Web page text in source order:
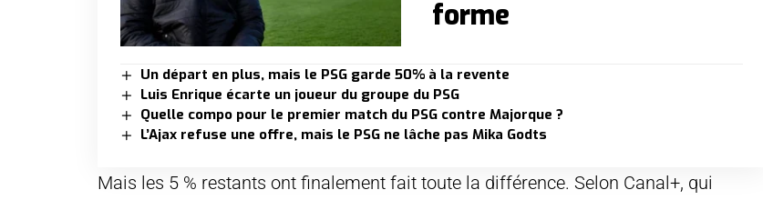
forme
Un départ en plus, mais le PSG garde 50% à la revente
Luis Enrique écarte un joueur du groupe du PSG
Quelle compo pour le premier match du PSG contre Majorque ?
L’Ajax refuse une offre, mais le PSG ne lâche pas Mika Godts
Mais les 5 % restants ont finalement fait toute la différence. Selon Canal+, qui